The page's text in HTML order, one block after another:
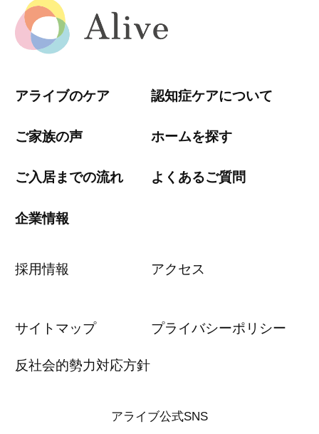
アライブのケア 認知症ケアについて
ご家族の声 ホームを探す
ご入居までの流れ よくあるご質問
企業情報
採用情報 アクセス
サイトマップ プライバシーポリシー
反社会的勢力対応方針
アライブ公式SNS